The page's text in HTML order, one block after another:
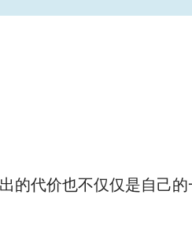
代价也不仅仅是自己的